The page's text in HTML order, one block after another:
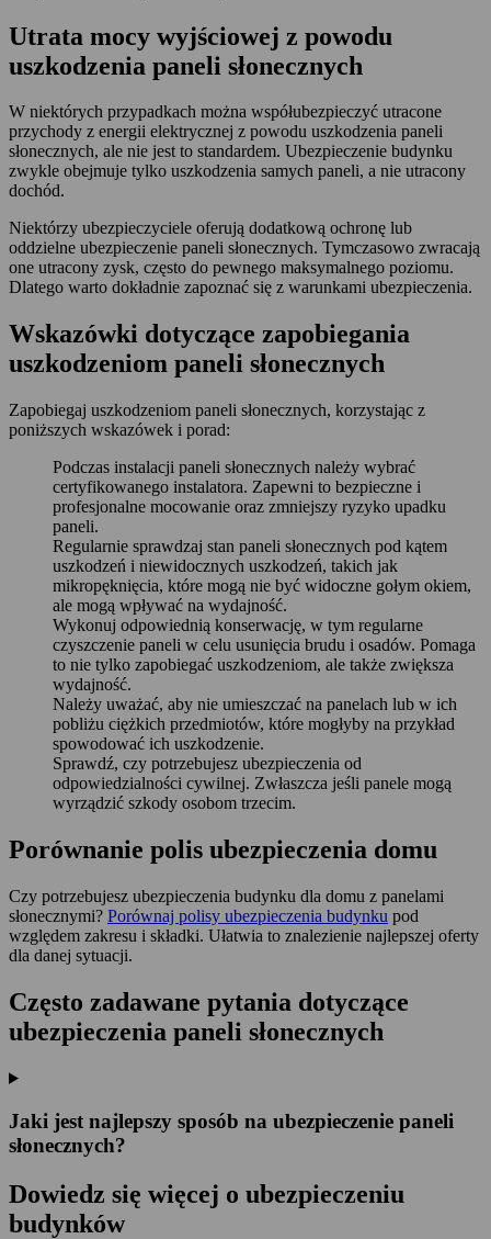
Utrata mocy wyjściowej z powodu
uszkodzenia paneli słonecznych
W niektórych przypadkach można współubezpieczyć utracone
przychody z energii elektrycznej z powodu uszkodzenia paneli
słonecznych, ale nie jest to standardem. Ubezpieczenie budynku
zwykle obejmuje tylko uszkodzenia samych paneli, a nie utracony
dochód.
Niektórzy ubezpieczyciele oferują dodatkową ochronę lub
oddzielne ubezpieczenie paneli słonecznych. Tymczasowo zwracają
one utracony zysk, często do pewnego maksymalnego poziomu.
Dlatego warto dokładnie zapoznać się z warunkami ubezpieczenia.
Wskazówki dotyczące zapobiegania
uszkodzeniom paneli słonecznych
Zapobiegaj uszkodzeniom paneli słonecznych, korzystając z
poniższych wskazówek i porad:
Podczas instalacji paneli słonecznych należy wybrać
certyfikowanego instalatora. Zapewni to bezpieczne i
profesjonalne mocowanie oraz zmniejszy ryzyko upadku
paneli.
Regularnie sprawdzaj stan paneli słonecznych pod kątem
uszkodzeń i niewidocznych uszkodzeń, takich jak
mikropęknięcia, które mogą nie być widoczne gołym okiem,
ale mogą wpływać na wydajność.
Wykonuj odpowiednią konserwację, w tym regularne
czyszczenie paneli w celu usunięcia brudu i osadów. Pomaga
to nie tylko zapobiegać uszkodzeniom, ale także zwiększa
wydajność.
Należy uważać, aby nie umieszczać na panelach lub w ich
pobliżu ciężkich przedmiotów, które mogłyby na przykład
spowodować ich uszkodzenie.
Sprawdź, czy potrzebujesz ubezpieczenia od
odpowiedzialności cywilnej. Zwłaszcza jeśli panele mogą
wyrządzić szkody osobom trzecim.
Porównanie polis ubezpieczenia domu
Czy potrzebujesz ubezpieczenia budynku dla domu z panelami
słonecznymi? Porównaj polisy ubezpieczenia budynku pod
względem zakresu i składki. Ułatwia to znalezienie najlepszej oferty
dla danej sytuacji.
Często zadawane pytania dotyczące
ubezpieczenia paneli słonecznych
Jaki jest najlepszy sposób na ubezpieczenie paneli
słonecznych?
Dowiedz się więcej o ubezpieczeniu
budynków